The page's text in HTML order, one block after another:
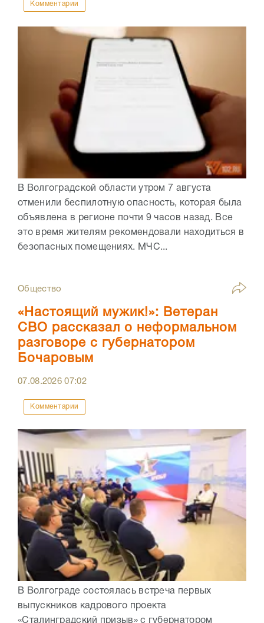
Комментарии
В Волгоградской области утром 7 августа
отменили беспилотную опасность, которая была
объявлена в регионе почти 9 часов назад. Все
это время жителям рекомендовали находиться в
безопасных помещениях. МЧС...
Общество
«Настоящий мужик!»: Ветеран
СВО рассказал о неформальном
разговоре с губернатором
Бочаровым
07.08.202607:02
Комментарии
В Волгограде состоялась встреча первых
выпускников кадрового проекта
«Сталинградский призыв» с губернатором